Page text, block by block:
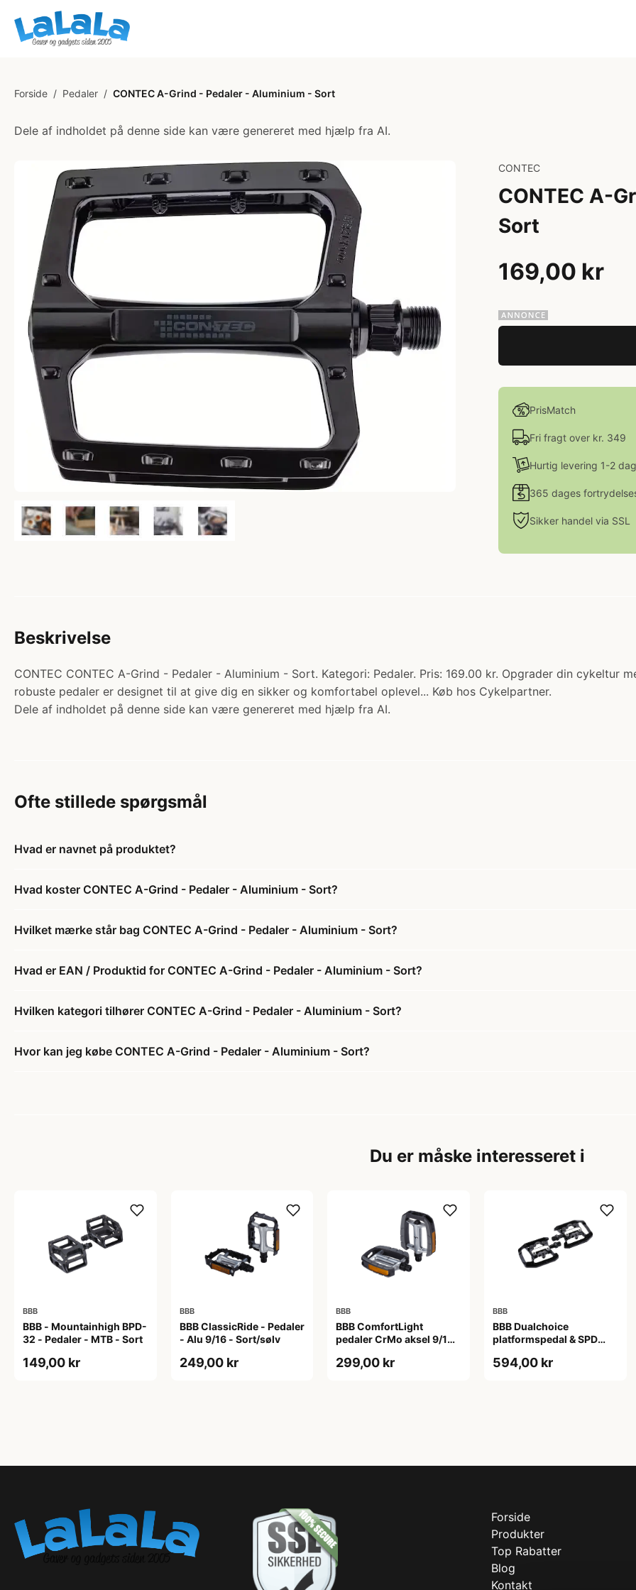
Forside / Pedaler / CONTEC A-Grind - Pedaler - Aluminium - Sort
Dele af indholdet på denne side kan være genereret med hjælp fra AI.
CONTEC
CONTEC A-
Sort
169,00 kr
PrisMatch
Fri fragt over kr. 349
Hurtig levering 1-2
365 dages
Sikker handel via SSL
Beskrivelse
CONTEC CONTEC A-Grind - Pedaler - Aluminium - Sort. Kategori: Pedaler. Pris: 169.00 kr. Opgrader din cykeltur
robuste pedaler er designet til at give dig en sikker og komfortabel oplevel... Køb hos Cykelpartner.
Dele af indholdet på denne side kan være genereret med hjælp fra AI.
Ofte stillede spørgsmål
Hvad er navnet på produktet?
Hvad koster CONTEC A-Grind - Pedaler - Aluminium - Sort?
Hvilket mærke står bag CONTEC A-Grind - Pedaler - Aluminium - Sort?
Hvad er EAN / Produktid for CONTEC A-Grind - Pedaler - Aluminium - Sort?
Hvilken kategori tilhører CONTEC A-Grind - Pedaler - Aluminium - Sort?
Hvor kan jeg købe CONTEC A-Grind - Pedaler - Aluminium - Sort?
Du er måske interesseret i
BBB
BBB - Mountainhigh BPD-
32 - Pedaler - MTB - Sort
149,00 kr
BBB
BBB ClassicRide - Pedaler
- Alu 9/16 - Sort/sølv
249,00 kr
BBB
BBB ComfortLight
pedaler CrMo aksel 9/16
299,00 kr
BBB
BBB Dualchoice
platformspedal & SPD
594,00 kr
Forside
Produkter
Top Rabatter
Blog
Kontakt